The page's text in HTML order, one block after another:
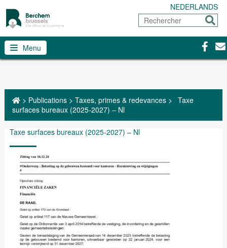
NEDERLANDS
Rechercher
Menu
> Publications> Taxes, primes & redevances> Taxe
surfaces bureaux (2025-2027) – Nl
Taxe surfaces bureaux (2025-2027) – Nl